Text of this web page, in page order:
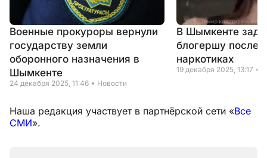
Военные прокуроры вернули
государству земли
оборонного назначения в
Шымкенте
24 декабря 2025, 11:46 Новости
В Шымкенте
блогершу после
наркотиках
19 декабря 2025, 13:17
Наша редакция участвует в партнёрской сети «Все
СМИ».